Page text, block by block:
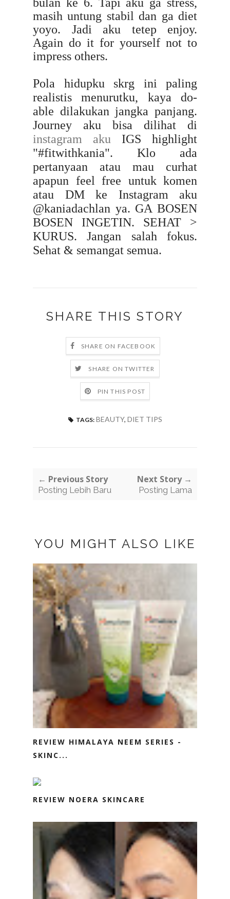
masih untung stabil dan ga diet
yoyo. Jadi aku tetep enjoy.
Again do it for yourself not to
impress others.
Pola hidupku skrg ini paling
realistis menurutku, kaya do-
able dilakukan jangka panjang.
Journey aku bisa dilihat di
instagram aku IGS highlight
"#fitwithkania". Klo ada
pertanyaan atau mau curhat
apapun feel free untuk komen
atau DM ke Instagram aku
@kaniadachlan ya. GA BOSEN
BOSEN INGETIN. SEHAT >
KURUS. Jangan salah fokus.
Sehat & semangat semua.
SHARE THIS STORY
SHARE ON FACEBOOK
SHARE ON TWITTER
PIN THIS POST
TAGS: BEAUTY, DIET TIPS
← Previous Story
Posting Lebih Baru
Next Story →
Posting Lama
YOU MIGHT ALSO LIKE
REVIEW HIMALAYA NEEM SERIES -
SKINC...
REVIEW NOERA SKINCARE